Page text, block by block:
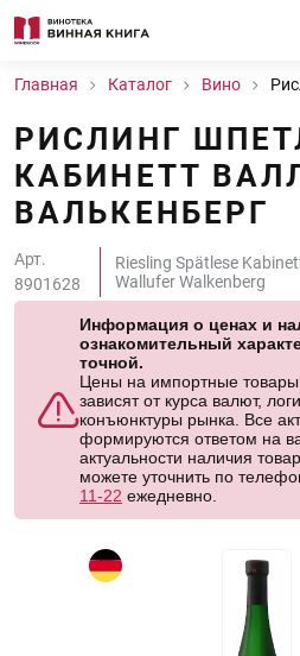
Главная Каталог Вино
РИСЛИНГ
КАБИНЕТТ
ВАЛЬКЕНБЕРГ
Арт.
8901628
Riesling Spätlese
Wallufer Walkenberg
Информация о ценах и
ознакомительный
точной.
Цены на импортные
зависят от курса валют,
конъюнктуры рынка. Все
формируются ответом на
актуальности наличия
можете уточнить по
11-22 ежедневно.